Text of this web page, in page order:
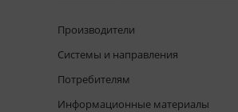
Производители
Системы и направления
Потребителям
Информационные материалы